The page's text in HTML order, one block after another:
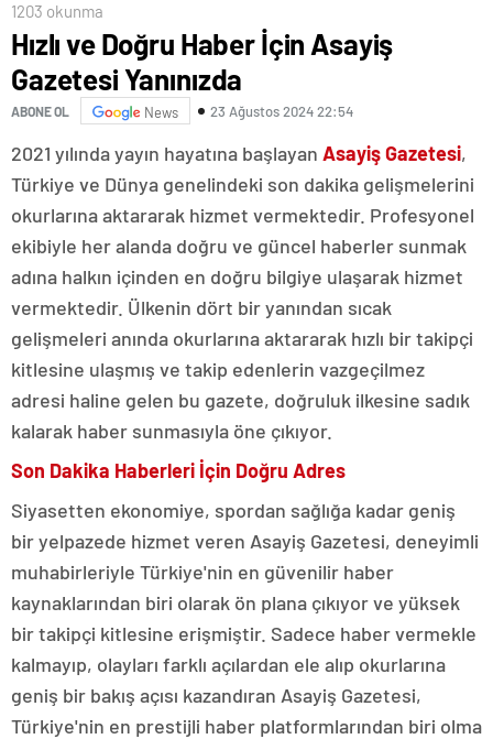
1203 okunma
Hızlı ve Doğru Haber İçin Asayiş
Gazetesi Yanınızda
ABONE OL News 23 Ağustos 2024 22:54
2021 yılında yayın hayatına başlayan Asayiş Gazetesi,
Türkiye ve Dünya genelindeki son dakika gelişmelerini
okurlarına aktararak hizmet vermektedir. Profesyonel
ekibiyle her alanda doğru ve güncel haberler sunmak
adına halkın içinden en doğru bilgiye ulaşarak hizmet
vermektedir. Ülkenin dört bir yanından sıcak
gelişmeleri anında okurlarına aktararak hızlı bir takipçi
kitlesine ulaşmış ve takip edenlerin vazgeçilmez
adresi haline gelen bu gazete, doğruluk ilkesine sadık
kalarak haber sunmasıyla öne çıkıyor.
Son Dakika Haberleri İçin Doğru Adres
Siyasetten ekonomiye, spordan sağlığa kadar geniş
bir yelpazede hizmet veren Asayiş Gazetesi, deneyimli
muhabirleriyle Türkiye'nin en güvenilir haber
kaynaklarından biri olarak ön plana çıkıyor ve yüksek
bir takipçi kitlesine erişmiştir. Sadece haber vermekle
kalmayıp, olayları farklı açılardan ele alıp okurlarına
geniş bir bakış açısı kazandıran Asayiş Gazetesi,
Türkiye'nin en prestijli haber platformlarından biri olma